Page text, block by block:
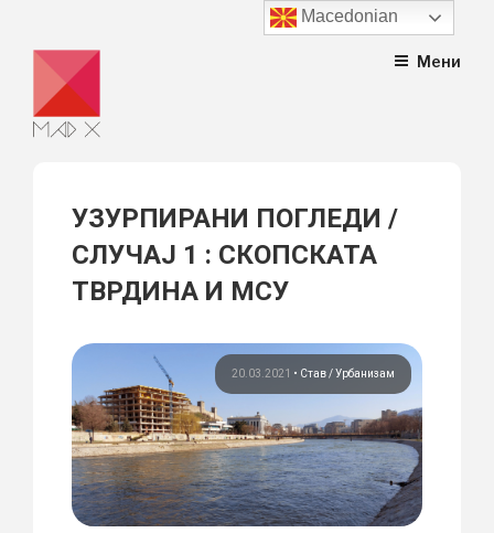
content
Мени
УЗУРПИРАНИ ПОГЛЕДИ /
СЛУЧАЈ 1 : СКОПСКАТА
ТВРДИНА И МСУ
20.03.2021 • Став Урбанизам
Macedonian